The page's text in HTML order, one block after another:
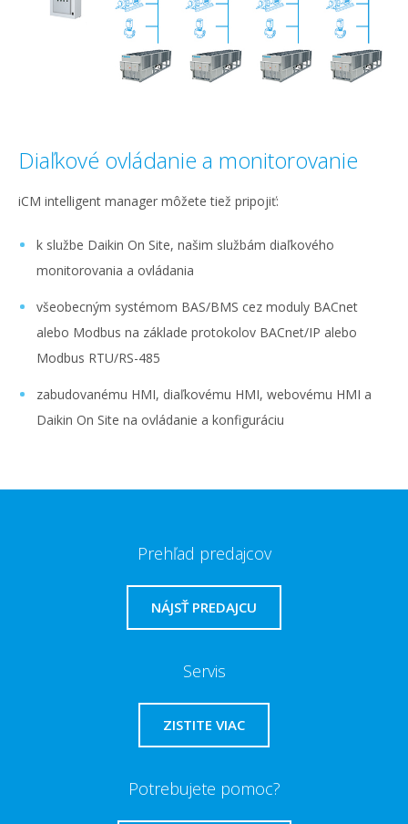
Diaľkové ovládanie a monitorovanie
iCM intelligent manager môžete tiež pripojiť:
k službe Daikin On Site, našim službám diaľkového
monitorovania a ovládania
všeobecným systémom BAS/BMS cez moduly BACnet
alebo Modbus na základe protokolov BACnet/IP alebo
Modbus RTU/RS-485
zabudovanému HMI, diaľkovému HMI, webovému HMI a
Daikin On Site na ovládanie a konfiguráciu
Prehľad predajcov
NÁJSŤ PREDAJCU
Servis
ZISTITE VIAC
Potrebujete pomoc?